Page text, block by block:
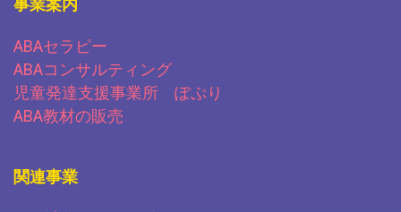
事業案内
ABAセラピー
ABAコンサルティング
児童発達支援事業所 ぽぷり
ABA教材の販売
関連事業